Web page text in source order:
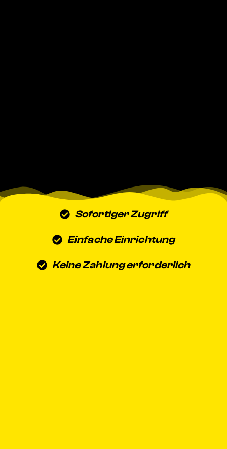
Sofortiger Zugriff
Einfache Einrichtung
Keine Zahlung erforderlich